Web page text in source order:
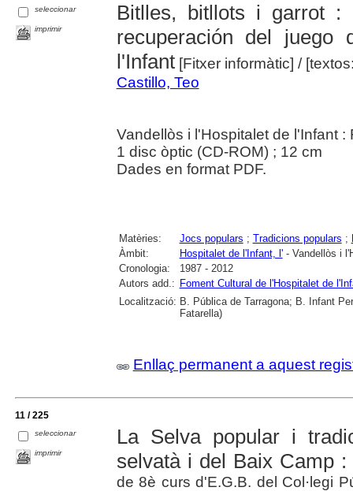
seleccionar
imprimir
Bitlles, bitllots i garrot
recuperación del juego
l'Infant[Fitxer informàtic] /
Castillo, Teo
Vandellòs i l'Hospitalet de l'Infant :
1 disc òptic (CD-ROM) ; 12 cm
Dades en format PDF.
Matèries: Jocs populars ; Tradicions populars ;
Àmbit:
Hospitalet de l'Infant, l'- Vandellòs i
Cronologia:
1987 - 2012
Autors add.: Foment Cultural de l'Hospitalet de
Localització: B. Pública de Tarragona; B. Infant
Fatarella)
Enllaç permanent a aquest
11 / 225
seleccionar
imprimir
La Selva popular i
selvatà i del Baix Camp :
de 8è curs d'E.G.B. del Col·legi